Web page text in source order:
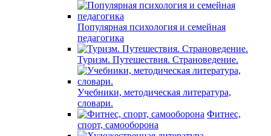
Популярная психология и семейная
педагогика
Туризм. Путешествия. Страноведение.
Учебники, методическая литература,
словари.
Фитнес,
спорт, самооборона